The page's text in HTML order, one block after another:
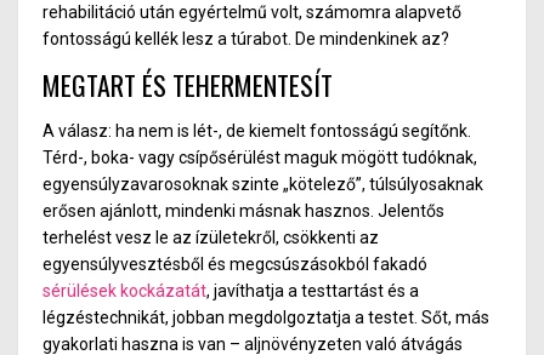
rehabilitáció után egyértelmű volt, számomra alapvető
fontosságú kellék lesz a túrabot. De mindenkinek az?
MEGTART ÉS TEHERMENTESÍT
A válasz: ha nem is lét-, de kiemelt fontosságú segítőnk.
Térd-, boka- vagy csípősérülést maguk mögött tudóknak,
egyensúlyzavarosoknak szinte „kötelező”, túlsúlyosaknak
erősen ajánlott, mindenki másnak hasznos. Jelentős
terhelést vesz le az ízületekről, csökkenti az
egyensúlyvesztésből és megcsúszásokból fakadó
sérülések kockázatát, javíthatja a testtartást és a
légzéstechnikát, jobban megdolgoztatja a testet. Sőt, más
gyakorlati haszna is van – aljnövényzeten való átvágás